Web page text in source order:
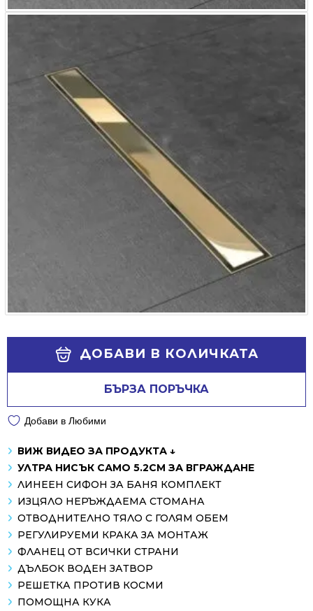
ДОБАВИ В КОЛИЧКАТА
БЪРЗА ПОРЪЧКА
Добави в Любими
ВИЖ ВИДЕО ЗА ПРОДУКТА ↓
УЛТРА НИСЪК САМО 5.2СМ ЗА ВГРАЖДАНЕ
ЛИНЕЕН СИФОН ЗА БАНЯ КОМПЛЕКТ
ИЗЦЯЛО НЕРЪЖДАЕМА СТОМАНА
ОТВОДНИТЕЛНО ТЯЛО С ГОЛЯМ ОБЕМ
РЕГУЛИРУЕМИ КРАКА ЗА МОНТАЖ
ФЛАНЕЦ ОТ ВСИЧКИ СТРАНИ
ДЪЛБОК ВОДЕН ЗАТВОР
РЕШЕТКА ПРОТИВ КОСМИ
ПОМОЩНА КУКА